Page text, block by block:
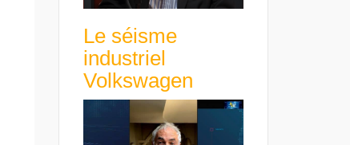
Le séisme
industriel
Volkswagen